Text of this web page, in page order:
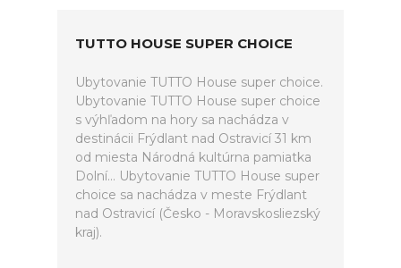
TUTTO HOUSE SUPER CHOICE
Ubytovanie TUTTO House super choice.
Ubytovanie TUTTO House super choice
s výhľadom na hory sa nachádza v
destinácii Frýdlant nad Ostravicí 31 km
od miesta Národná kultúrna pamiatka
Dolní... Ubytovanie TUTTO House super
choice sa nachádza v meste Frýdlant
nad Ostravicí (Česko - Moravskosliezský
kraj).